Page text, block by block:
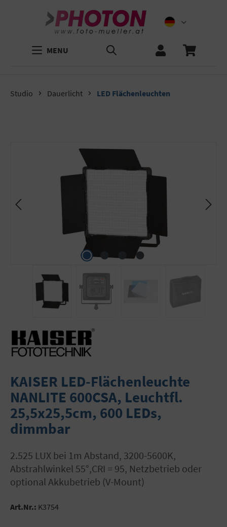
MENU
Studio Dauerlicht LED Flächenleuchten
Bildergalerie überspringen
KAISER LED-Flächenleuchte
NANLITE 600CSA, Leuchtfl.
25,5x25,5cm, 600 LEDs,
dimmbar
2.525 LUX bei 1m Abstand, 3200-5600K,
Abstrahlwinkel 55°,CRI = 95, Netzbetrieb oder
optional Akkubetrieb (V-Mount)
Art.Nr.: K3754